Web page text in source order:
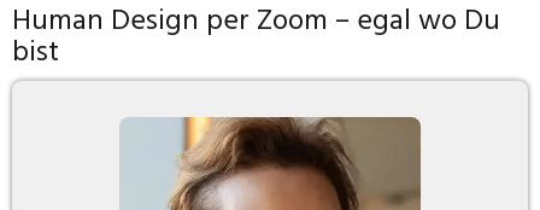
Human Design per Zoom – egal wo Du
bist